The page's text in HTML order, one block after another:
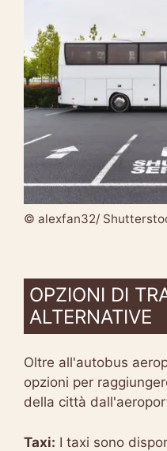
© alexfan32/
OPZIONI DI
ALTERNATIVE
Oltre all'autobus
opzioni per
della città
Taxi: I taxi sono